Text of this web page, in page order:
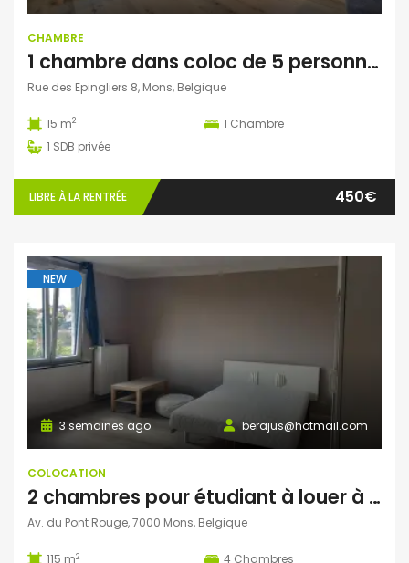
CHAMBRE
1 chambre dans coloc de 5 personnes à Mons
Rue des Epingliers 8, Mons, Belgique
15 m2 1 Chambre
1 SDB privée
LIBRE À LA RENTRÉE 450€
NEW
berajus@hotmail.com
3 semaines ago
COLOCATION
2 chambres pour étudiant à louer à Mons
Av. du Pont Rouge, 7000 Mons, Belgique
115 m2 4 Chambres